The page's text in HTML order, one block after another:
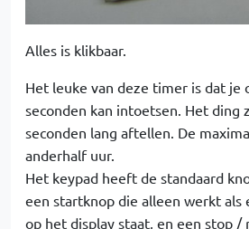
Alles is klikbaar.
Het leuke van deze timer is dat je
seconden kan intoetsen. Het ding
seconden lang aftellen. De
anderhalf uur.
Het keypad heeft de standaard
een startknop die alleen werkt
op het display staat, en een stop /